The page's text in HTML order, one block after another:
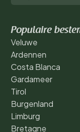
Populaire
Veluwe
Ardennen
Costa Blanca
Gardameer
Tirol
Burgenland
Limburg
Bretagne